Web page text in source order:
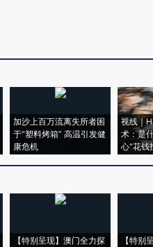
加沙上百万流离失所者困
于“塑料烤箱” 高温引发健
康危机
视线｜
术：是
心“花钱
【特别呈现】澳门全力探
【特别